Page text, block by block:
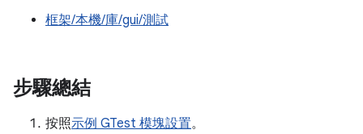
框架/本機/庫/gui/測試
步驟總結
按照示例 GTest 模塊設置。